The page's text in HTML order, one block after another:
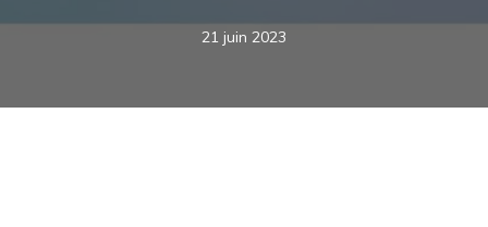
21 juin 2023